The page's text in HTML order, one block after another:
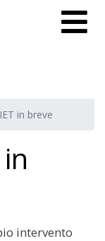
in breve
intervento